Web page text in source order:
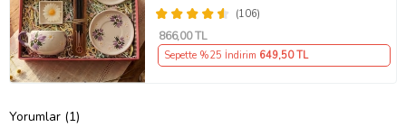
(106)
866,00 TL
Sepette %25 İndirim 649,50 TL
Yorumlar (1)